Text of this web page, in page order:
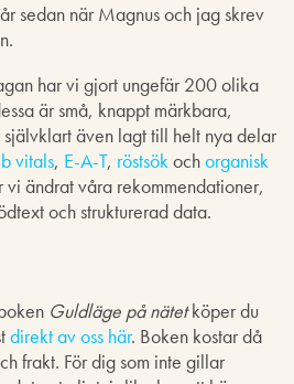
sedan när Magnus och jag skrev
har vi gjort ungefär 200 olika
är små, knappt märkbara,
även lagt till helt nya delar
vitals, E-A-T, röstsökochorganisk
vi ändrat våra rekommendationer,
och strukturerad data.
Guldläge på nätetköper du
direkt av oss här. Boken kostar då
frakt. För dig som inte gillar